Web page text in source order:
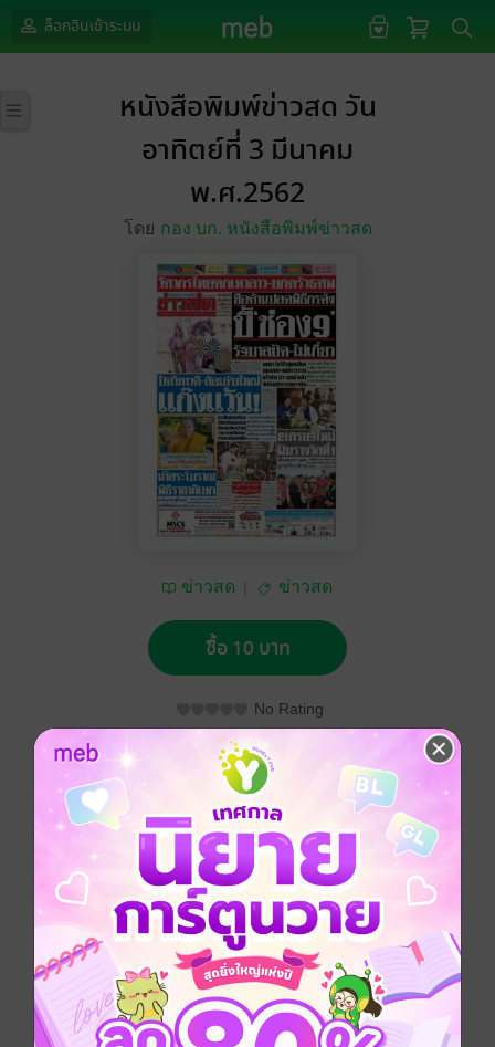
ล็อกอินเข้าระบบ
หนังสือพิมพ์ข่าวสด วัน
อาทิตย์ที่ 3 มีนาคม
พ.ศ.2562
โดย กอง บก. หนังสือพิมพ์ข่าวสด
ข่าวสด ข่าวสด
ซื้อ 10 บาท
No Rating
อยากได้ ซื้อเป็นของขวัญ ติดตาม แชร์
หนังสือพิมพ์ข่าวสด วันอาทิตย์ที่ 3 มีนาคม พ.ศ.2562
ประเภทไฟล์ pdf
วันที่วางขาย 02 มีนาคม 2562
ความยาว 24 หน้า